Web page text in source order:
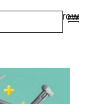
gridrow